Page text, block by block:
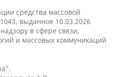
средства массовой
выданное 10.03.2026
в сфере связи,
и массовых коммуникаций